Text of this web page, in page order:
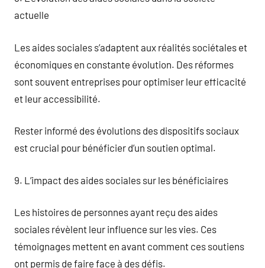
actuelle
Les aides sociales s’adaptent aux réalités sociétales et
économiques en constante évolution. Des réformes
sont souvent entreprises pour optimiser leur efficacité
et leur accessibilité.
Rester informé des évolutions des dispositifs sociaux
est crucial pour bénéficier d’un soutien optimal.
9. L’impact des aides sociales sur les bénéficiaires
Les histoires de personnes ayant reçu des aides
sociales révèlent leur influence sur les vies. Ces
témoignages mettent en avant comment ces soutiens
ont permis de faire face à des défis.